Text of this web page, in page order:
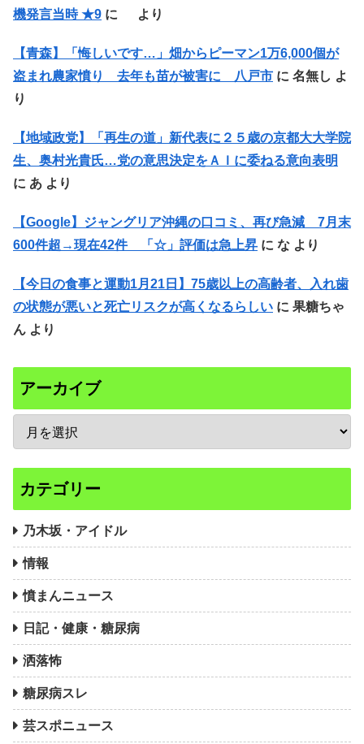
機発言当時 ★9 に より
【青森】「悔しいです…」畑からピーマン1万6,000個が
盗まれ農家憤り 去年も苗が被害に 八戸市 に 名無し よ
り
【地域政党】「再生の道」新代表に２５歳の京都大大学院
生、奥村光貴氏…党の意思決定をＡＩに委ねる意向表明
に あ より
【Google】ジャングリア沖縄の口コミ、再び急減 7月末
600件超→現在42件 「☆」評価は急上昇 に な より
【今日の食事と運動1月21日】75歳以上の高齢者、入れ歯
の状態が悪いと死亡リスクが高くなるらしい に 果糖ちゃ
ん より
アーカイブ
カテゴリー
乃木坂・アイドル
情報
憤まんニュース
日記・健康・糖尿病
洒落怖
糖尿病スレ
芸スポニュース